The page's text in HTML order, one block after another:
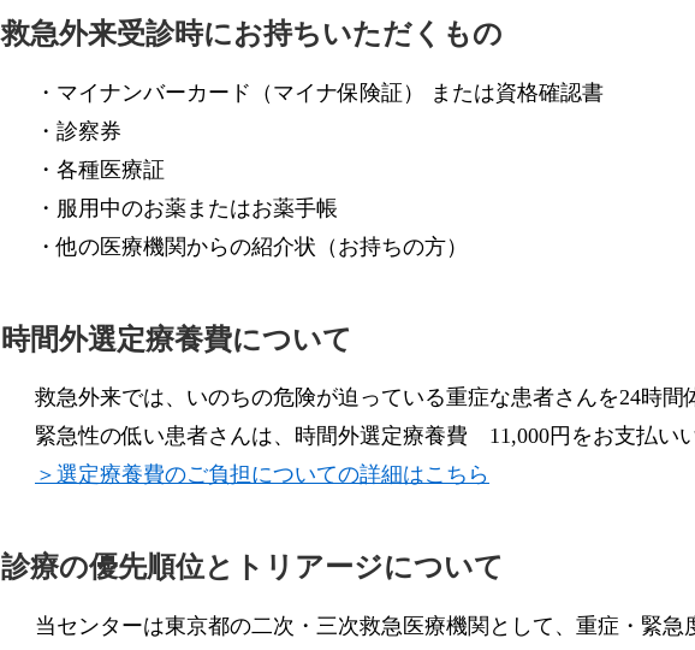
救急外来受診時にお持ちいただくもの
・マイナンバーカード（マイナ保険証） または資格確認書
・診察券
・各種医療証
・服用中のお薬またはお薬手帳
・他の医療機関からの紹介状（お持ちの方）
時間外選定療養費について
救急外来では、いのちの危険が迫っている重症な患者さんを24時間
緊急性の低い患者さんは、時間外選定療養費 11,000円をお支払い
＞選定療養費のご負担についての詳細はこちら
診療の優先順位とトリアージについて
当センターは東京都の二次・三次救急医療機関として、重症・緊急